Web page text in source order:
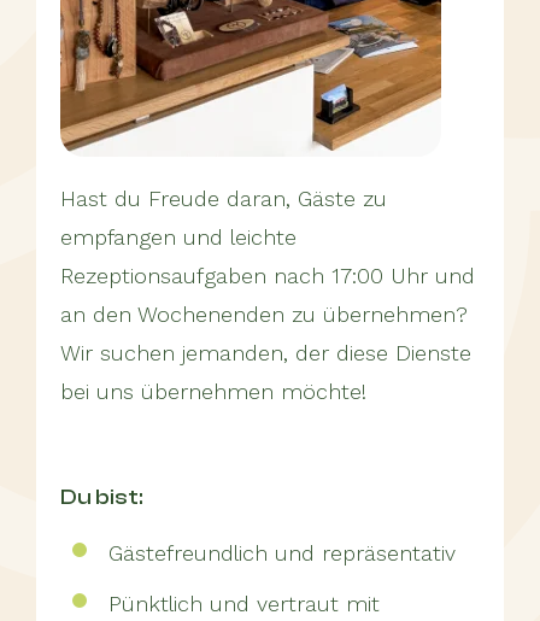
Hast du Freude daran, Gäste zu
empfangen und leichte
Rezeptionsaufgaben nach 17:00 Uhr und
an den Wochenenden zu übernehmen?
Wir suchen jemanden, der diese Dienste
bei uns übernehmen möchte!
du bist:
Gästefreundlich und repräsentativ
Pünktlich und vertraut mit